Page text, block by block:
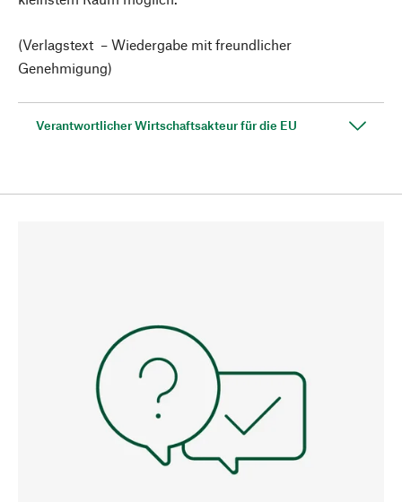
(Verlagstext – Wiedergabe mit freundlicher
Genehmigung)
Verantwortlicher Wirtschaftsakteur für die EU